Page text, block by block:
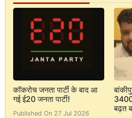
कॉकरोच जनता पार्टी के बाद आ
गई ई20 जनता पार्टी!
Published On 27 Jul 2026
बढ़त